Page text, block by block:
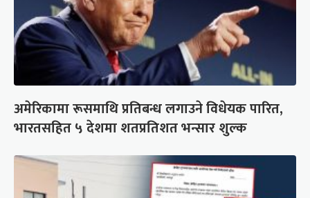
अमेरिकामा रूसमाथि प्रतिबन्ध लगाउने विधेयक पारित,
भारतसहित ५ देशमा शतप्रतिशत भन्सार शुल्क